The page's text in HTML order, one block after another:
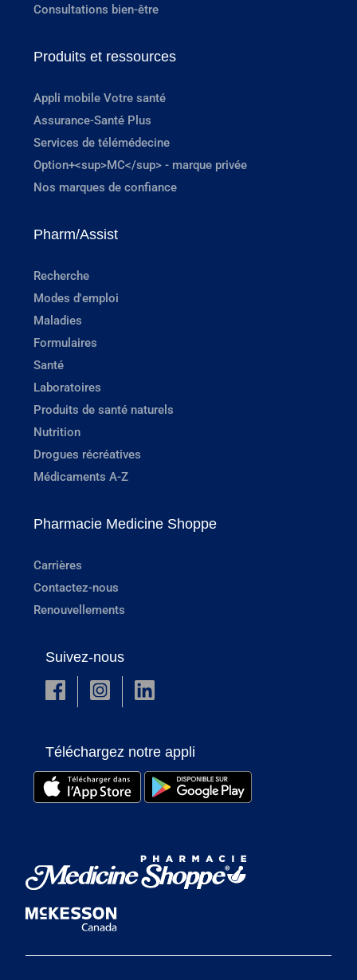
Consultations bien-être
Produits et ressources
Appli mobile Votre santé
Assurance-Santé Plus
Services de télémédecine
Option+<sup>MC</sup> - marque privée
Nos marques de confiance
Pharm/Assist
Recherche
Modes d'emploi
Maladies
Formulaires
Santé
Laboratoires
Produits de santé naturels
Nutrition
Drogues récréatives
Médicaments A-Z
Pharmacie Medicine Shoppe
Carrières
Contactez-nous
Renouvellements
Suivez-nous
Téléchargez notre appli